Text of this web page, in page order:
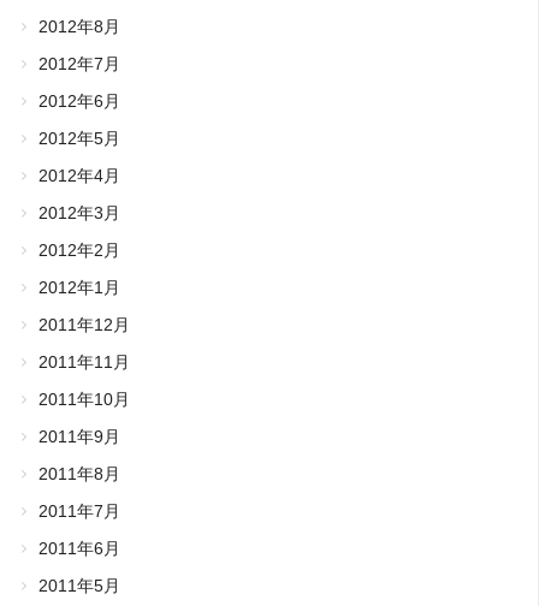
2012年8月
2012年7月
2012年6月
2012年5月
2012年4月
2012年3月
2012年2月
2012年1月
2011年12月
2011年11月
2011年10月
2011年9月
2011年8月
2011年7月
2011年6月
2011年5月